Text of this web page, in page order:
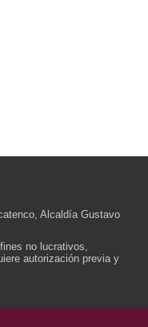
Alcaldía Gustavo
no lucrativos,
autorización previa y